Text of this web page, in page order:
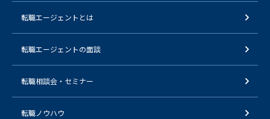
転職エージェントとは
転職エージェントの面談
転職相談会・セミナー
転職ノウハウ